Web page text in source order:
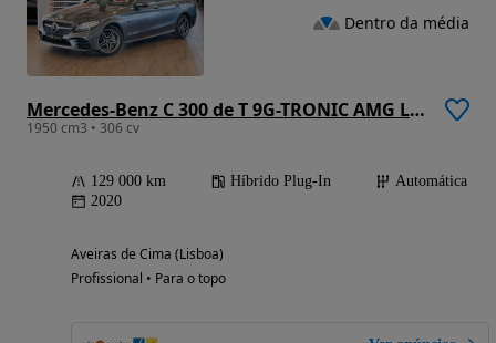
Mercedes-Benz C 300 de T 9G-TRONIC AMG Line
1950 cm3 • 306 cv
129 000 km Híbrido Plug-In
Automática
2020
Aveiras de Cima (Lisboa)
Profissional • Para o topo
Dentro da média